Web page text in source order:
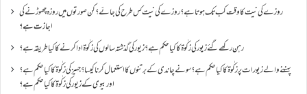
روزے کی نیت کا وقت کب تک ہوتا ہے؟ روزے کی نیت کس طرح کی جائے؟ کن صورتوں میں روزہ چھوڑنے کی
اجازت ہے؟
رہن رکھے گئے زیور کی زکٰوۃ کا کیا حکم ہے؟زیور کی گذشتہ سالوں کی زکٰوۃ ادا کرنے کا کیا طریقہ ہے؟
پہننے والے زیورات پر زکٰوۃ کا کیا حکم ہے؟ سونے چاندی کے برتنوں کا استعمال کرنا کیسا؟ جہیز کی زکٰوۃ کا کیا حکم ہے؟
اور بیوی کے زیور کی زکٰوۃ کا کیا حکم ہے؟